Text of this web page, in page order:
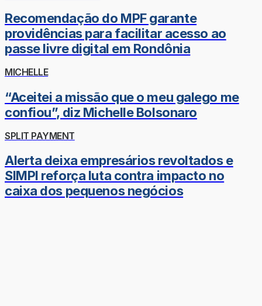
Recomendação do MPF garante
providências para facilitar acesso ao
passe livre digital em Rondônia
MICHELLE
“Aceitei a missão que o meu galego me
confiou”, diz Michelle Bolsonaro
SPLIT PAYMENT
Alerta deixa empresários revoltados e
SIMPI reforça luta contra impacto no
caixa dos pequenos negócios